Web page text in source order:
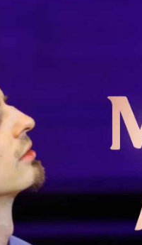
и у него есть для
чтение принести не
пост (пост перед
в том, что с полуночи
не едят и не пьют, ибо
натощак.). Для